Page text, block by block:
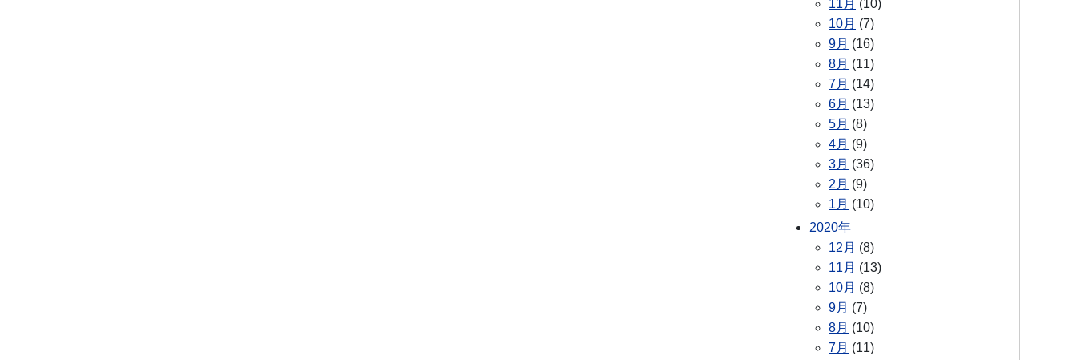
11月 (10)
10月 (7)
9月 (16)
8月 (11)
7月 (14)
6月 (13)
5月 (8)
4月 (9)
3月 (36)
2月 (9)
1月 (10)
2020年
12月 (8)
11月 (13)
10月 (8)
9月 (7)
8月 (10)
7月 (11)